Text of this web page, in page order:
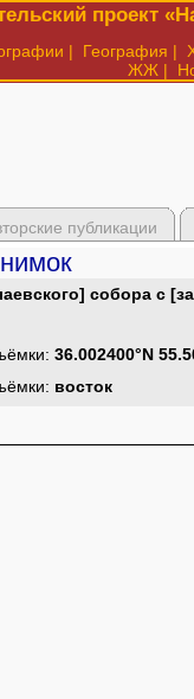
проект
| География |
ЖЖ |
публикации
собора с
36.002400°N
восток